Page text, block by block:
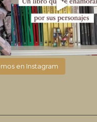
en Instagram